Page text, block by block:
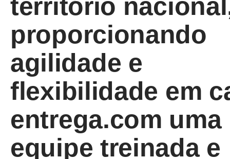
território
proporcionando
agilidade e
flexibilidade em
entrega.com uma
equipe treinada e